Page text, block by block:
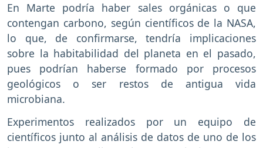
En Marte podría haber sales orgánicas o que
contengan carbono, según científicos de la NASA,
lo que, de confirmarse, tendría implicaciones
sobre la habitabilidad del planeta en el pasado,
pues podrían haberse formado por procesos
geológicos o ser restos de antigua vida
microbiana.
Experimentos realizados por un equipo de
científicos junto al análisis de datos de uno de los